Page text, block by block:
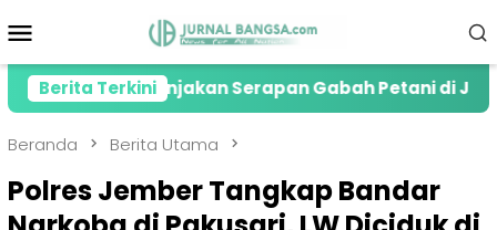
ke
Mobile
Berita Terkini
Lonjakan Serapan Gabah Petani di Jember
Beranda Berita Utama
Polres Jember Tangkap Bandar